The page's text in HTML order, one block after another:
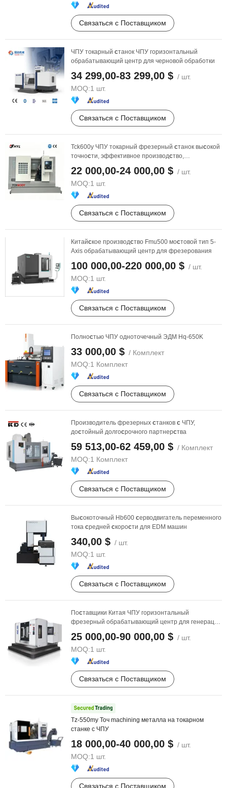
Связаться с Поставщиком
ЧПУ токарный станок ЧПУ горизонтальный
обрабатывающий центр для черновой обработки
34 299,00-83 299,00 $ / шт.
MOQ:1 шт.
Связаться с Поставщиком
Tck600y ЧПУ токарный фрезерный станок высокой
точности, эффективное производство,
22 000,00-24 000,00 $ / шт.
MOQ:1 шт.
Связаться с Поставщиком
Китайское производство Fmu500 мостовой тип 5-
Axis обрабатывающий центр для фрезерования
100 000,00-220 000,00 $ / шт.
MOQ:1 шт.
Связаться с Поставщиком
Полностью ЧПУ одноточечный ЭДМ Hq-650K
33 000,00 $ / Комплект
MOQ:1 Комплект
Связаться с Поставщиком
Производитель фрезерных станков с ЧПУ,
достойный долгосрочного партнерства
59 513,00-62 459,00 $ / Комплект
MOQ:1 Комплект
Связаться с Поставщиком
Высокоточный Hb600 серводвигатель переменного
тока средней скорости для EDM машин
340,00 $ / шт.
MOQ:1 шт.
Связаться с Поставщиком
Поставщики Китая ЧПУ горизонтальный
фрезерный обрабатывающий центр для генерации
25 000,00-90 000,00 $ / шт.
MOQ:1 шт.
Связаться с Поставщиком
Tz-550my Точ machining металла на токарном
станке с ЧПУ
18 000,00-40 000,00 $ / шт.
MOQ:1 шт.
Связаться с Поставщиком